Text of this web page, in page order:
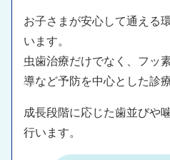
お子さまが安心して通える
います。
虫歯治療だけでなく、フッ
導など予防を中心とした診
成長段階に応じた歯並びや
行います。